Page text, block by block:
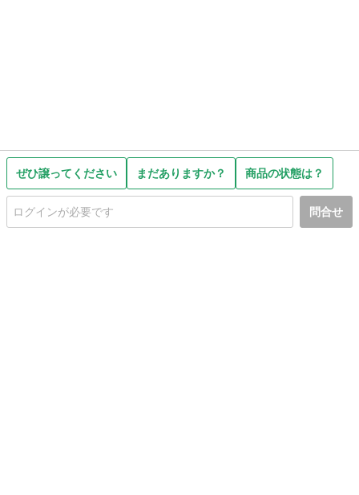
ぜひ譲ってください まだありますか？ 商品の状態は？
問合せ